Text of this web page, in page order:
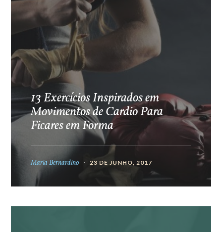
13 Exercícios Inspirados em
Movimentos de Cardio Para
Ficares em Forma
Maria Bernardino 23 DE JUNHO, 2017